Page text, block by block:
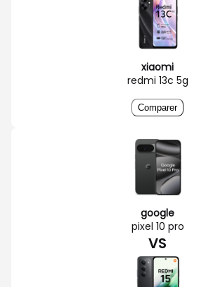
xiaomi
redmi 13c 5g
Comparer
google
pixel 10 pro
VS